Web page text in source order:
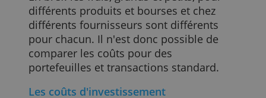
Le fait que chaque courtier facture des
coûts différents rend la comparaison
difficile. Vous trouverez également
souvent différents produits avec
différentes offres. Par exemple, vous ne
pouvez acheter certains types de fonds